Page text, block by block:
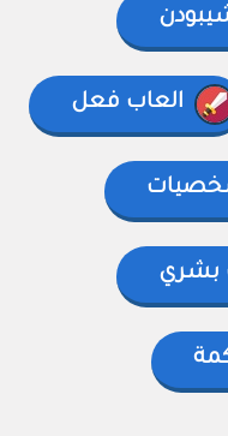
العاب فعل
بشري